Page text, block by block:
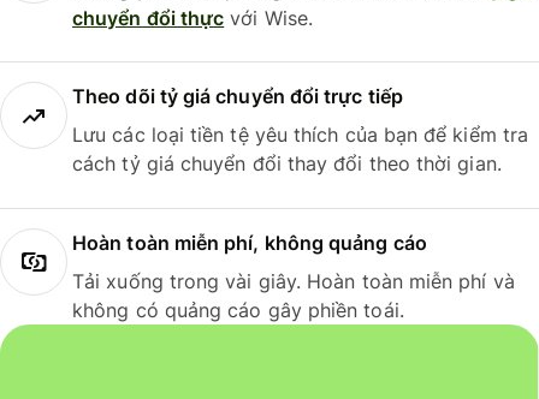
chuyển đổi thực với Wise.
Theo dõi tỷ giá chuyển đổi trực tiếp
Lưu các loại tiền tệ yêu thích của bạn để kiểm tra
cách tỷ giá chuyển đổi thay đổi theo thời gian.
Hoàn toàn miễn phí, không quảng cáo
Tải xuống trong vài giây. Hoàn toàn miễn phí và
không có quảng cáo gây phiền toái.